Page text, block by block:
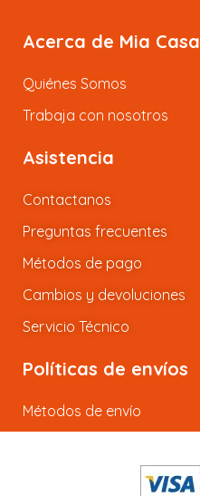
Acerca de Mia Casa
Quiénes Somos
Trabaja con nosotros
Asistencia
Contactanos
Preguntas frecuentes
Métodos de pago
Cambios y devoluciones
Servicio Técnico
Políticas de envíos
Métodos de envío